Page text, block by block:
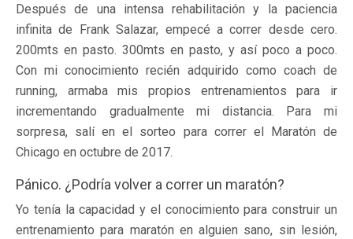
Después de una intensa rehabilitación y la paciencia
infinita de Frank Salazar, empecé a correr desde cero.
200mts en pasto. 300mts en pasto, y así poco a poco.
Con mi conocimiento recién adquirido como coach de
running, armaba mis propios entrenamientos para ir
incrementando gradualmente mi distancia. Para mi
sorpresa, salí en el sorteo para correr el Maratón de
Chicago en octubre de 2017.
Pánico. ¿Podría volver a correr un maratón?
Yo tenía la capacidad y el conocimiento para construir un
entrenamiento para maratón en alguien sano, sin lesión,